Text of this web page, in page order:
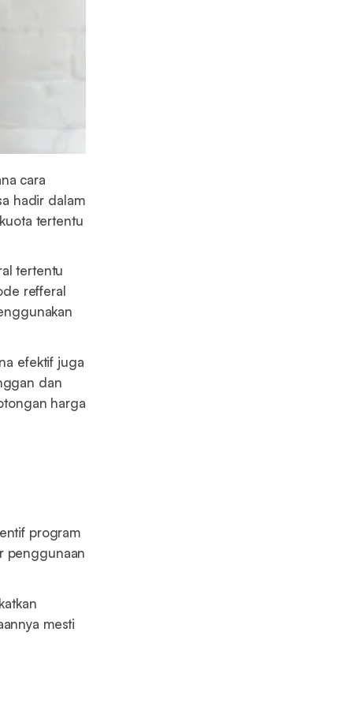
cara
hadir dalam
tertentu
tertentu
refferal
efektif juga
dan
harga
program
penggunaan
mesti